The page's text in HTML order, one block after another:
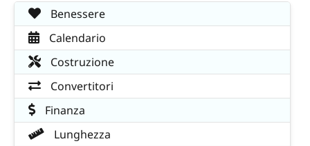
Benessere
Calendario
Costruzione
Convertitori
Finanza
Lunghezza